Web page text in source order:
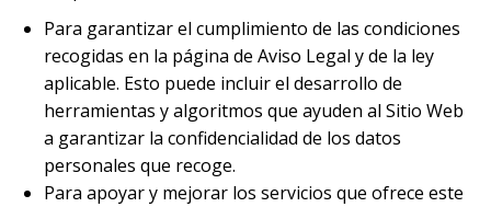
Para garantizar el cumplimiento de las condiciones
recogidas en la página de Aviso Legal y de la ley
aplicable. Esto puede incluir el desarrollo de
herramientas y algoritmos que ayuden al Sitio Web
a garantizar la confidencialidad de los datos
personales que recoge.
Para apoyar y mejorar los servicios que ofrece este